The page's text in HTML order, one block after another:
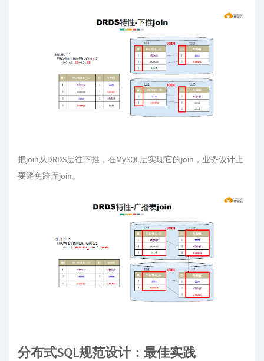
把join从DRDS层往下推，在MySQL层实现它的join，业务设计上
要避免跨库join。
分布式SQL规范设计：最佳实践